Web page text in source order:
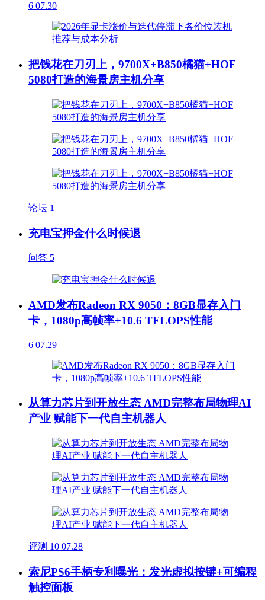
6 07.30
把钱花在刀刃上，9700X+B850橘猫+HOF
5080打造的海景房主机分享
论坛 1
充电宝押金什么时候退
问答 5
AMD发布Radeon RX 9050：8GB显存入门
卡，1080p高帧率+10.6 TFLOPS性能
6 07.29
从算力芯片到开放生态 AMD完整布局物理AI
产业 赋能下一代自主机器人
评测 10 07.28
索尼PS6手柄专利曝光：发光虚拟按键+可编程
触控面板